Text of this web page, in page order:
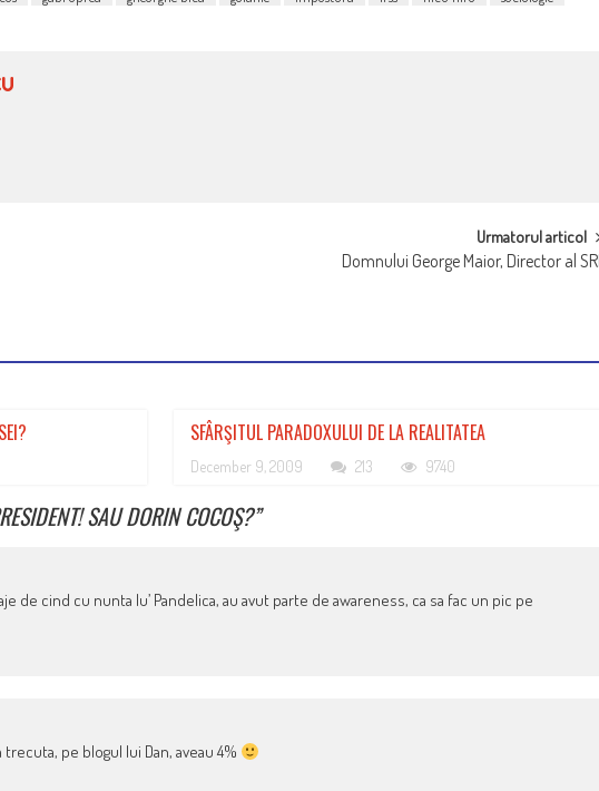
Urmatorul articol
Domnului George Maior, Director al
SFÂRŞITUL PARADOXULUI DE LA REALITATEA
December 9, 2009 213 9740
SAU DORIN COCOŞ?”
de cind cu nunta lu’ Pandelica, au avut parte de awareness, ca sa fac un pic pe
trecuta, pe blogul lui Dan, aveau 4%